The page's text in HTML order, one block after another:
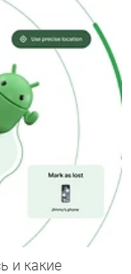
и какие